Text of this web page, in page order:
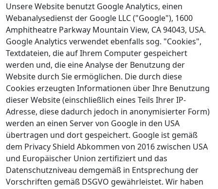
Unsere Website benutzt Google Analytics, einen
Webanalysedienst der Google LLC ("Google"), 1600
Amphitheatre Parkway Mountain View, CA 94043, USA.
Google Analytics verwendet ebenfalls sog. "Cookies",
Textdateien, die auf Ihrem Computer gespeichert
werden und, die eine Analyse der Benutzung der
Website durch Sie ermöglichen. Die durch diese
Cookies erzeugten Informationen über Ihre Benutzung
dieser Website (einschließlich eines Teils Ihrer IP-
Adresse, diese dadurch jedoch in anonymisierter Form)
werden an einen Server von Google in den USA
übertragen und dort gespeichert. Google ist gemäß
dem Privacy Shield Abkommen von 2016 zwischen USA
und Europäischer Union zertifiziert und das
Datenschutzniveau demgemäß in Entsprechung der
Vorschriften gemäß DSGVO gewährleistet. Wir haben